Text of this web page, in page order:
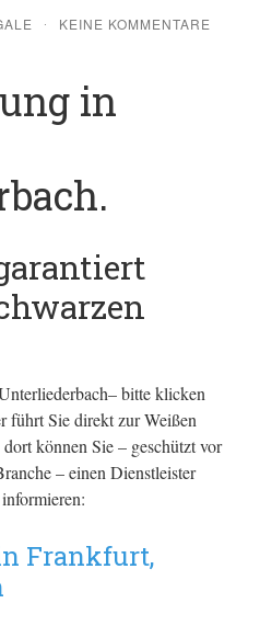
· KEINE KOMMENTARE
in
bitte klicken
führt Sie direkt zur Weißen
können Sie – geschützt vor
– einen Dienstleister
Frankfurt,